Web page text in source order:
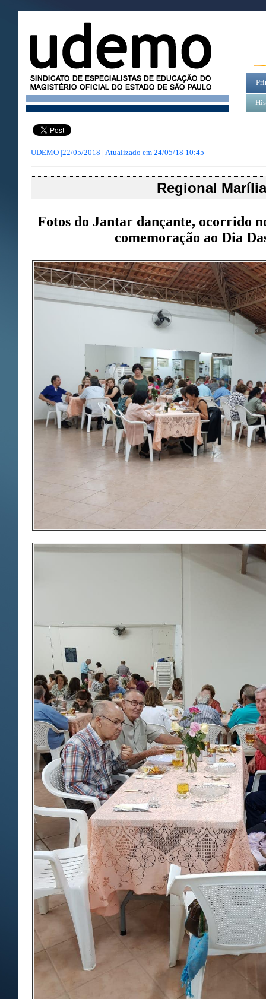
UDEMO |22/05/2018 | Atualizado em 24/05/18 10:45
Regional Marília
Fotos do Jantar dançante, ocorrido
comemoração ao Dia